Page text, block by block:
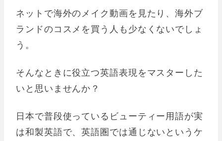
ネットで海外のメイク動画を見たり、海外ブ
ランドのコスメを買う人も少なくないでしょ
う。
そんなときに役立つ英語表現をマスターした
いと思いませんか？
日本で普段使っているビューティー用語が実
は和製英語で、英語圏では通じないというケ